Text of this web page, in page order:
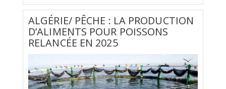
ALGÉRIE/ PÊCHE : LA PRODUCTION
D’ALIMENTS POUR POISSONS
RELANCÉE EN 2025